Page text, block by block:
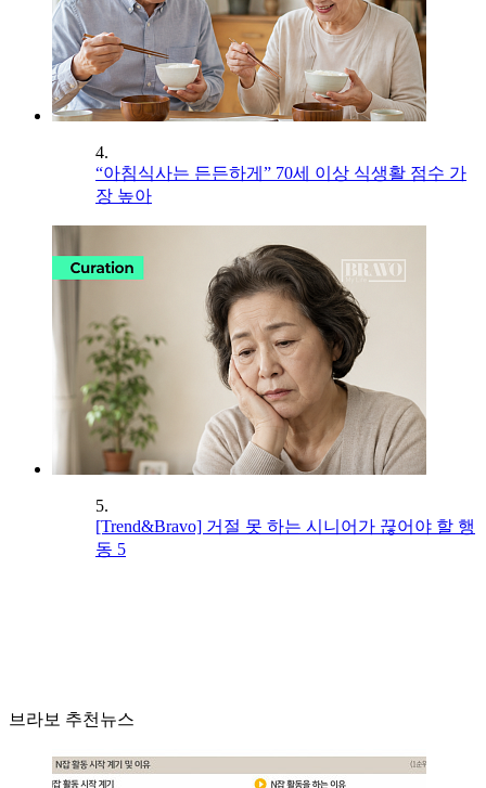
4.
“아침식사는 든든하게” 70세 이상 식생활 점수 가
장 높아
5.
[Trend&Bravo] 거절 못 하는 시니어가 끊어야 할 행
동 5
브라보 추천뉴스